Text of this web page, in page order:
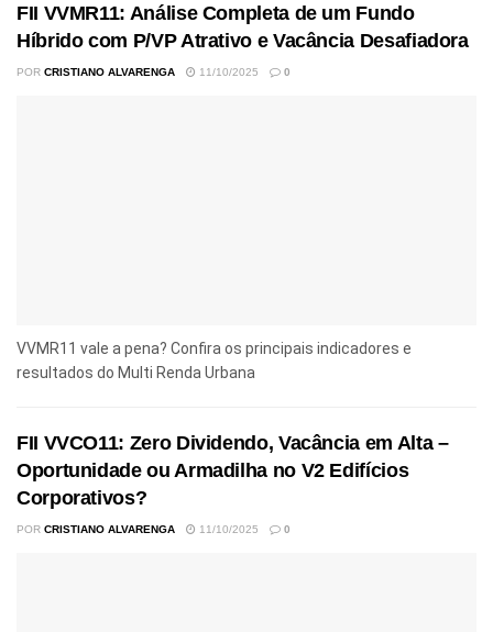
FII VVMR11: Análise Completa de um Fundo
Híbrido com P/VP Atrativo e Vacância Desafiadora
POR CRISTIANO ALVARENGA 11/10/2025 0
VVMR11 vale a pena? Confira os principais indicadores e
resultados do Multi Renda Urbana
FII VVCO11: Zero Dividendo, Vacância em Alta –
Oportunidade ou Armadilha no V2 Edifícios
Corporativos?
POR CRISTIANO ALVARENGA 11/10/2025 0